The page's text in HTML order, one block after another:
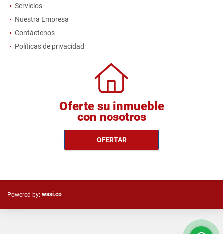
Servicios
Nuestra Empresa
Contáctenos
Políticas de privacidad
Oferte su inmueble
con nosotros
OFERTAR
Powered by: wasi.co